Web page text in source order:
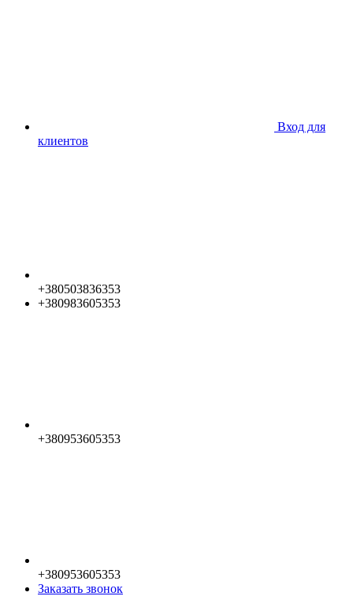
Вход для
клиентов
+380503836353
+380983605353
+380953605353
+380953605353
Заказать звонок